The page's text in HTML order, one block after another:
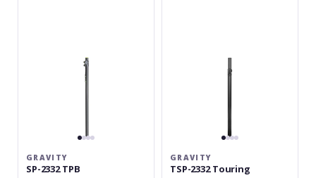
GRAVITY
SP-2332 TPB
GRAVITY
TSP-2332 Touring